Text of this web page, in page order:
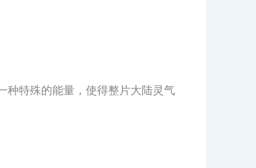
种特殊的能量，使得整片大陆灵气